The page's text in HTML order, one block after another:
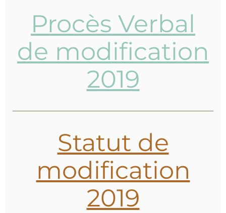
Procès Verbal
de modification
2019
Statut de
modification
2019